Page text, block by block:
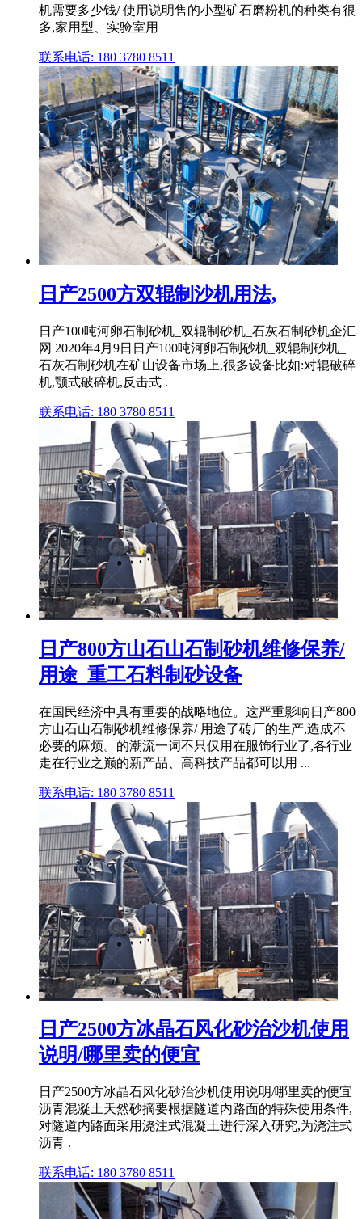
机需要多少钱/ 使用说明售的小型矿石磨粉机的种类有很
多,家用型、实验室用
联系电话: 180 3780 8511
日产2500方双辊制沙机用法,
日产100吨河卵石制砂机_双辊制砂机_石灰石制砂机企汇
网 2020年4月9日日产100吨河卵石制砂机_双辊制砂机_
石灰石制砂机在矿山设备市场上,很多设备比如:对辊破碎
机,颚式破碎机,反击式 .
联系电话: 180 3780 8511
日产800方山石山石制砂机维修保养/
用途_重工石料制砂设备
在国民经济中具有重要的战略地位。这严重影响日产800
方山石山石制砂机维修保养/ 用途了砖厂的生产,造成不
必要的麻烦。的潮流一词不只仅用在服饰行业了,各行业
走在行业之巅的新产品、高科技产品都可以用 ...
联系电话: 180 3780 8511
日产2500方冰晶石风化砂治沙机使用
说明/哪里卖的便宜
日产2500方冰晶石风化砂治沙机使用说明/哪里卖的便宜
沥青混凝土天然砂摘要根据隧道内路面的特殊使用条件,
对隧道内路面采用浇注式混凝土进行深入研究,为浇注式
沥青 .
联系电话: 180 3780 8511